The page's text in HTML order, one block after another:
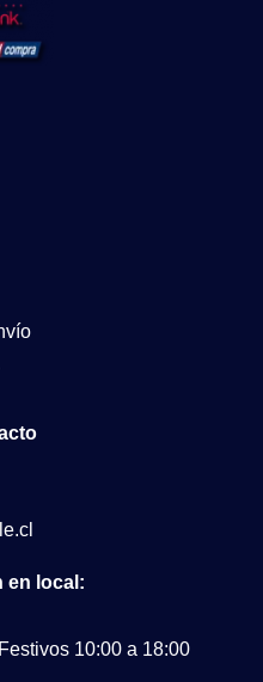
en local:
10:00 a 18:00